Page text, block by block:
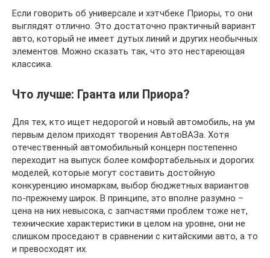
Если говорить об универсале и хэтчбеке Приоры, то они
выглядят отлично. Это достаточно практичный вариант
авто, который не имеет дутых линий и других необычных
элементов. Можно сказать так, что это нестареющая
классика.
Что лучше: Гранта или Приора?
Для тех, кто ищет недорогой и новый автомобиль, на ум
первым делом приходят творения АвтоВАЗа. Хотя
отечественный автомобильный концерн постепенно
переходит на выпуск более комфортабельных и дорогих
моделей, которые могут составить достойную
конкуренцию иномаркам, выбор бюджетных вариантов
по-прежнему широк. В принципе, это вполне разумно –
цена на них невысока, с запчастями проблем тоже нет,
технические характеристики в целом на уровне, они не
слишком проседают в сравнении с китайскими авто, а то
и превосходят их.